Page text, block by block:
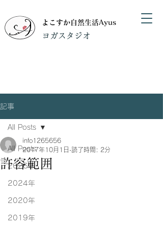
よこすか自然生活Ayus
​ヨガスタジオ
記事
All Posts
2026年
2024年
2020年
2019年
All Posts
許容範囲
info1265656
2017年10月1日 読了時間: 2分